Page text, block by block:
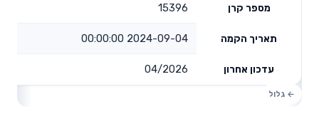
מספר קרן 15396
תאריך הקמה 2024-09-04 00:00:00
עדכון אחרון 04/2026